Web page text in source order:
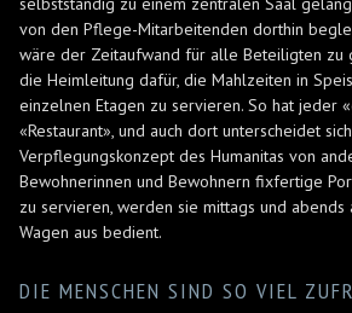
von den Pflege-Mitarbeitenden dorthin
wäre der Zeitaufwand für alle Beteiligten zu
die Heimleitung dafür, die Mahlzeiten in
einzelnen Etagen zu servieren. So hat jeder
«Restaurant», und auch dort unterscheidet
Verpflegungskonzept des Humanitas von
Bewohnerinnen und Bewohnern fixfertige
zu servieren, werden sie mittags und abends
Wagen aus bedient.
DIE MENSCHEN SIND SO VIEL